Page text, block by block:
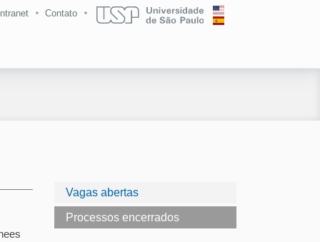
Intranet Contato
Vagas abertas
Processos encerrados